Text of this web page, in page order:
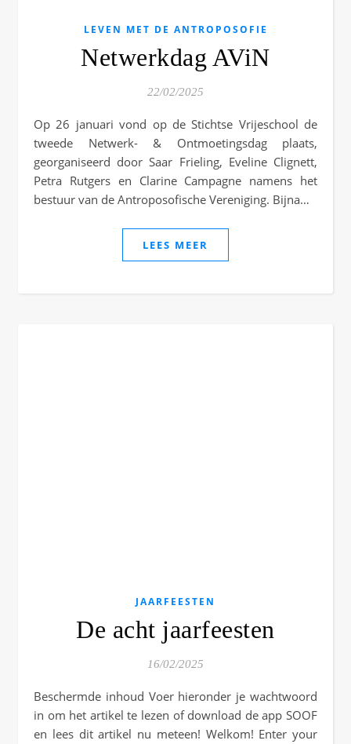
LEVEN MET DE ANTROPOSOFIE
Netwerkdag AViN
22/02/2025
Op 26 januari vond op de Stichtse Vrijeschool de
tweede Netwerk- & Ontmoetingsdag plaats,
georganiseerd door Saar Frieling, Eveline Clignett,
Petra Rutgers en Clarine Campagne namens het
bestuur van de Antroposofische Vereniging. Bijna…
LEES MEER
JAARFEESTEN
De acht jaarfeesten
16/02/2025
Beschermde inhoud Voer hieronder je wachtwoord
in om het artikel te lezen of download de app SOOF
en lees dit artikel nu meteen! Welkom! Enter your